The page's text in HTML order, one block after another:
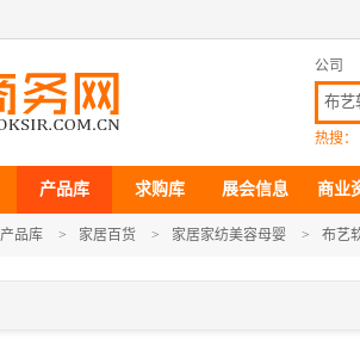
公司
热搜：
产品库 求购库 展会信息 商业
产品库 > 家居百货 > 家居家纺美容母婴 > 布艺